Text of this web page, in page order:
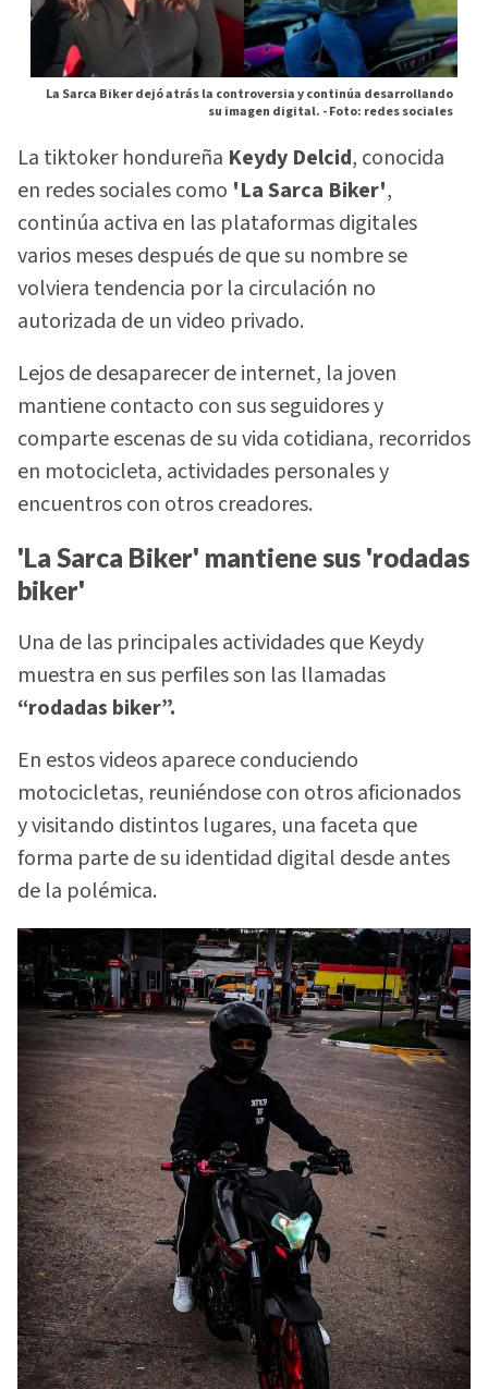
La Sarca Biker dejó atrás la controversia y continúa desarrollando
su imagen digital. -Foto: redes sociales
La tiktoker hondureña Keydy Delcid, conocida
en redes sociales como 'La Sarca Biker',
continúa activa en las plataformas digitales
varios meses después de que su nombre se
volviera tendencia por la circulación no
autorizada de un video privado.
Lejos de desaparecer de internet, la joven
mantiene contacto con sus seguidores y
comparte escenas de su vida cotidiana, recorridos
en motocicleta, actividades personales y
encuentros con otros creadores.
'La Sarca Biker' mantiene sus 'rodadas
biker'
Una de las principales actividades que Keydy
muestra en sus perfiles son las llamadas
“rodadas biker”.
En estos videos aparece conduciendo
motocicletas, reuniéndose con otros aficionados
y visitando distintos lugares, una faceta que
forma parte de su identidad digital desde antes
de la polémica.